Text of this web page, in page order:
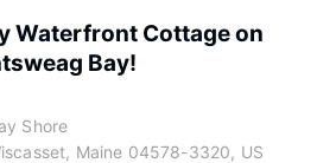
Waterfront Cottage on
Bay!
Shore
Maine 04578-3320, US